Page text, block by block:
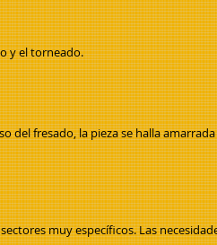
y el torneado.
del fresado, la pieza se halla
muy específicos. Las